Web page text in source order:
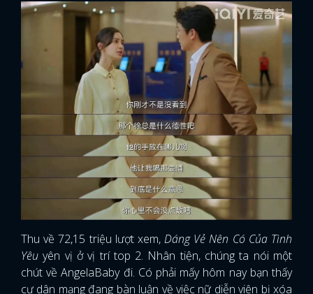
Thu về 72,15 triệu lượt xem,Dáng Vẻ Nên Có Của Tình
Yêu yên vị ở vị trí top 2. Nhân tiện, chúng ta nói một
chút về AngelaBaby đi. Có phải mấy hôm nay bạn thấy
cư dân mạng đang bàn luận về việc nữ diễn viên bị xóa